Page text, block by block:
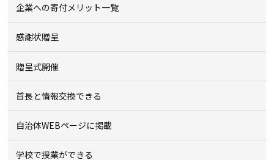
企業への寄付メリット一覧
感謝状贈呈
贈呈式開催
首長と情報交換できる
自治体WEBページに掲載
学校で授業ができる